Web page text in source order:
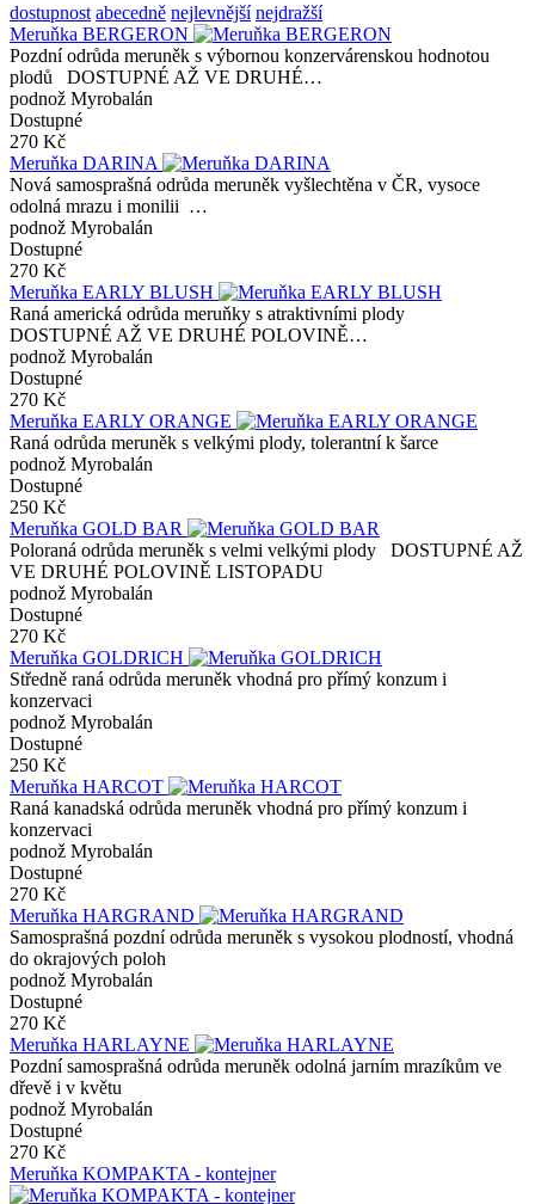
dostupnost abecedně nejlevnější nejdražší
Meruňka BERGERON
Pozdní odrůda meruněk s výbornou konzervárenskou hodnotou
plodů DOSTUPNÉ AŽ VE DRUHÉ…
podnož Myrobalán
Dostupné
270 Kč
Meruňka DARINA
Nová samosprašná odrůda meruněk vyšlechtěna v ČR, vysoce
odolná mrazu i monilii …
podnož Myrobalán
Dostupné
270 Kč
Meruňka EARLY BLUSH
Raná americká odrůda meruňky s atraktivními plody
DOSTUPNÉ AŽ VE DRUHÉ POLOVINĚ…
podnož Myrobalán
Dostupné
270 Kč
Meruňka EARLY ORANGE
Raná odrůda meruněk s velkými plody, tolerantní k šarce
podnož Myrobalán
Dostupné
250 Kč
Meruňka GOLD BAR
Poloraná odrůda meruněk s velmi velkými plody DOSTUPNÉ AŽ
VE DRUHÉ POLOVINĚ LISTOPADU
podnož Myrobalán
Dostupné
270 Kč
Meruňka GOLDRICH
Středně raná odrůda meruněk vhodná pro přímý konzum i
konzervaci
podnož Myrobalán
Dostupné
250 Kč
Meruňka HARCOT
Raná kanadská odrůda meruněk vhodná pro přímý konzum i
konzervaci
podnož Myrobalán
Dostupné
270 Kč
Meruňka HARGRAND
Samosprašná pozdní odrůda meruněk s vysokou plodností, vhodná
do okrajových poloh
podnož Myrobalán
Dostupné
270 Kč
Meruňka HARLAYNE
Pozdní samosprašná odrůda meruněk odolná jarním mrazíkům ve
dřevě i v květu
podnož Myrobalán
Dostupné
270 Kč
Meruňka KOMPAKTA - kontejner